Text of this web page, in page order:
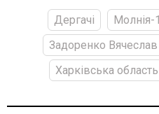
Дергачі Молнія-1
Задоренко Вячеслав
Харківська область